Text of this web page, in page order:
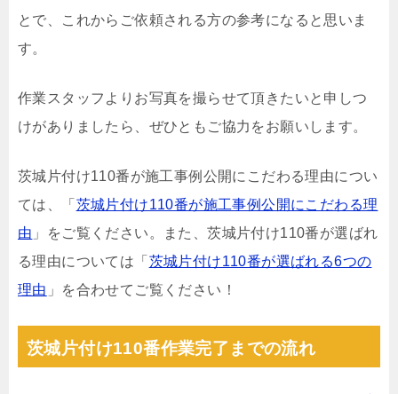
とで、これからご依頼される方の参考になると思いま
す。
作業スタッフよりお写真を撮らせて頂きたいと申しつ
けがありましたら、ぜひともご協力をお願いします。
茨城片付け110番が施工事例公開にこだわる理由につい
ては、「 茨城片付け110番が施工事例公開にこだわる理
由 」をご覧ください。また、茨城片付け110番が選ばれ
る理由については「 茨城片付け110番が選ばれる6つの
理由 」を合わせてご覧ください！
茨城片付け110番作業完了までの流れ